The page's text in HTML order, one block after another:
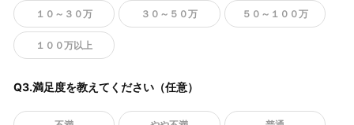
１０～３０万 ３０～５０万 ５０～１００万
１００万以上
Q3.満足度を教えてください（任意）